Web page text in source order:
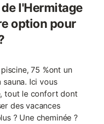
l'Hermitage
option pour
75 %ont un
Ici vous
tout le confort dont
des vacances
? Une cheminée ?